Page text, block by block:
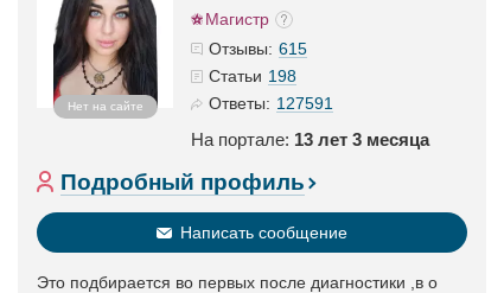
Нет на сайте
Магистр
Отзывы: 615
Статьи 198
Ответы: 127591
На портале: 13 лет 3 месяца
Подробный профиль
Написать сообщение
Это подбирается во первых после диагностики ,в о